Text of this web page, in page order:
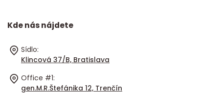
Kde nás nájdete
Sídlo:
Klincová 37/B, Bratislava
Office #1:
gen.M.R.Štefánika 12, Trenčín